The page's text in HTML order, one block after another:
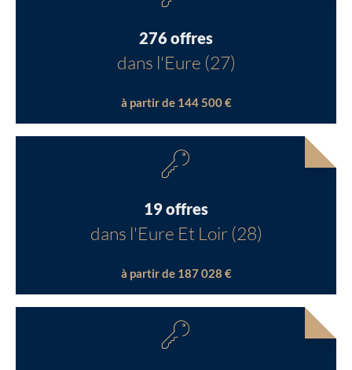
276 offres
dans l'Eure (27)
à partir de 144 500 €
19 offres
dans l'Eure Et Loir (28)
à partir de 187 028 €